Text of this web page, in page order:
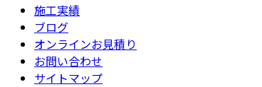
施工実績
ブログ
オンラインお見積り
お問い合わせ
サイトマップ